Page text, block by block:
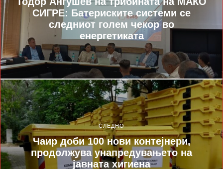
СИГРЕ: Батериските системи се
следниот голем чекор во
енергетиката
СЛЕДНО
Чаир доби 100 нови контејнери,
продолжува унапредувањето на
јавната хигиена